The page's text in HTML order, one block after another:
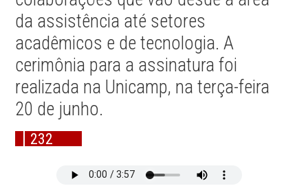
da assistência até setores
acadêmicos e de tecnologia. A
cerimônia para a assinatura foi
realizada na Unicamp, na terça-feira
20 de junho.
232